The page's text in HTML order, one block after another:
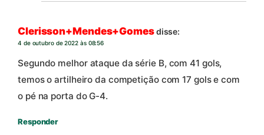
Clerisson+Mendes+Gomesdisse:
4 de outubro de 2022 às 08:56
Segundo melhor ataque da série B, com 41 gols,
temos o artilheiro da competição com 17 gols e com
o pé na porta do G-4.
Responder